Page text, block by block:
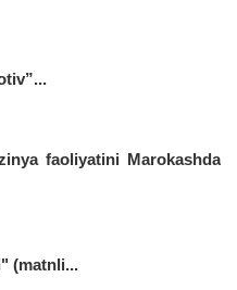
faoliyatini Marokashda
(matnli...